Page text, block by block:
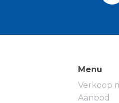
Menu
Verkoop
Aanbod